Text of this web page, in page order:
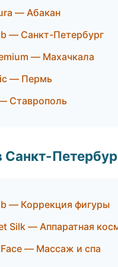
— Абакан
— Санкт-Петербург
— Махачкала
— Пермь
Ставрополь
Санкт-
— Коррекция фигуры
Silk — Аппаратная
— Массаж и спа